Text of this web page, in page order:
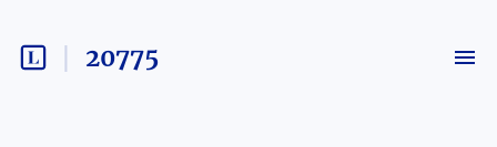
20775